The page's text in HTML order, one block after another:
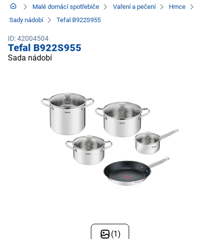
Malé domácí spotřebiče Vaření a pečení
Hrnce
Sady nádobí
Tefal B922S955
ID: 42004504
Tefal B922S955
Sada nádobí
(1)